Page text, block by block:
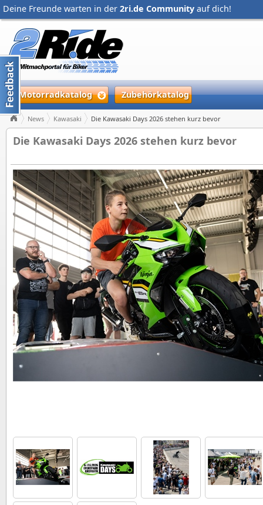
Deine Freunde warten in der 2ri.de Community auf dich!
Motorradkatalog Zubehörkatalog
News Kawasaki Die Kawasaki Days 2026 stehen kurz bevor
Die Kawasaki Days 2026 stehen kurz bevor